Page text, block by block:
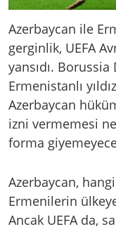
Azerbaycan ile
gerginlik, UEFA
yansıdı.
Ermenistanlı
Azerbaycan
izni vermemesi
forma
Azerbaycan,
Ermenilerin
Ancak UEFA da,